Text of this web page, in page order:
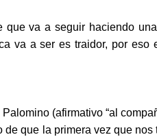
que va a seguir haciendo
va a ser es traidor, por
(afirmativo “al
de que la primera vez que